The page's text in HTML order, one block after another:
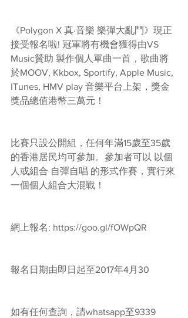
《Polygon X 真·音樂 樂彈大亂鬥》現正
接受報名啦! 冠軍將有機會獲得由VS
Music贊助 製作個人單曲一首，歌曲將
於MOOV, Kkbox, Sportify, Apple Music,
ITunes, HMV play 音樂平台上架，獎金
獎品總值港幣三萬元！
比賽只設公開組，任何年滿15歲至35歲
的香港居民均可參加。參加者可以 以個
人或組合 自彈自唱 的形式作賽，實行來
一個個人組合大混戰！
網上報名: https://goo.gl/fOWpQR
報名日期由即日起至2017年4月30
如有任何查詢，請whatsapp至9339